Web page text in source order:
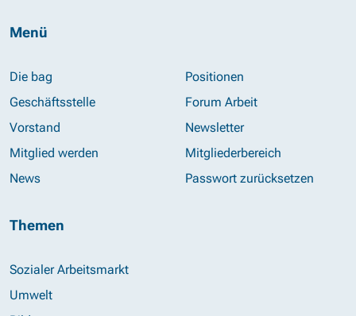
Menü
Die bag
Geschäftsstelle
Vorstand
Mitglied werden
News
Positionen
Forum Arbeit
Newsletter
Mitgliederbereich
Passwort zurücksetzen
Themen
Sozialer Arbeitsmarkt
Umwelt